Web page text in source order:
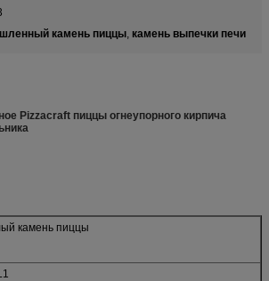
камень пиццы, камень выпечки печи
Pizzacraft пиццы огнеупорного кирпича
камень пиццы